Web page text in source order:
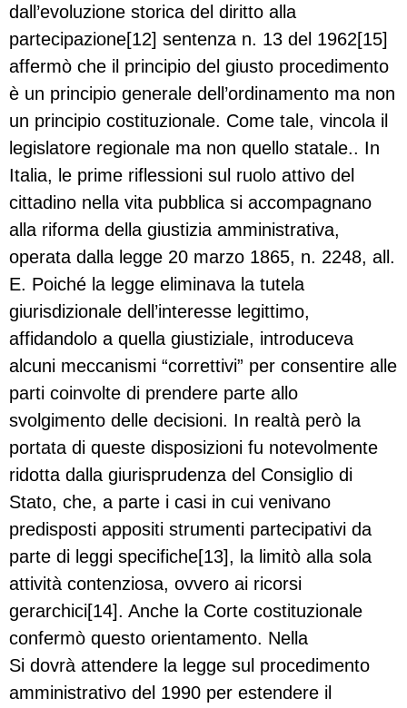
dall’evoluzione storica del diritto alla
partecipazione[12] sentenza n. 13 del 1962[15]
affermò che il principio del giusto procedimento
è un principio generale dell’ordinamento ma non
un principio costituzionale. Come tale, vincola il
legislatore regionale ma non quello statale.. In
Italia, le prime riflessioni sul ruolo attivo del
cittadino nella vita pubblica si accompagnano
alla riforma della giustizia amministrativa,
operata dalla legge 20 marzo 1865, n. 2248, all.
E. Poiché la legge eliminava la tutela
giurisdizionale dell’interesse legittimo,
affidandolo a quella giustiziale, introduceva
alcuni meccanismi “correttivi” per consentire alle
parti coinvolte di prendere parte allo
svolgimento delle decisioni. In realtà però la
portata di queste disposizioni fu notevolmente
ridotta dalla giurisprudenza del Consiglio di
Stato, che, a parte i casi in cui venivano
predisposti appositi strumenti partecipativi da
parte di leggi specifiche[13], la limitò alla sola
attività contenziosa, ovvero ai ricorsi
gerarchici[14]. Anche la Corte costituzionale
confermò questo orientamento. Nella
Si dovrà attendere la legge sul procedimento
amministrativo del 1990 per estendere il